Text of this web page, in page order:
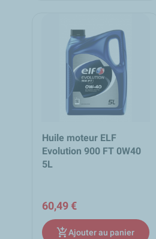
Huile moteur ELF
Evolution 900 FT 0W40
5L
60,49 €
add_shopping_cartAjouter au panier